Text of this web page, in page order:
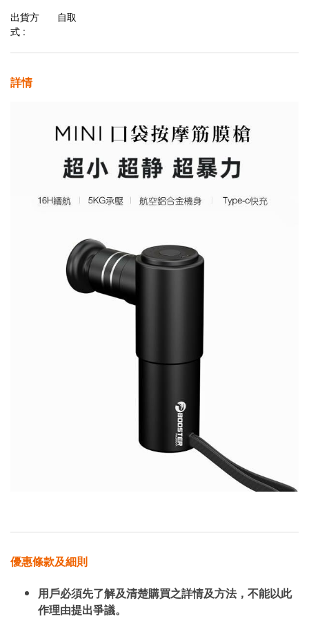
出貨方
式 :
自取
詳情
優惠條款及細則
用戶必須先了解及清楚購買之詳情及方法，不能以此
作理由提出爭議。